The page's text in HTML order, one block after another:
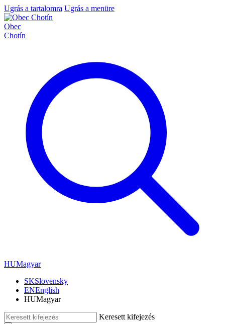
Ugrás a tartalomra Ugrás a menüre
Obec
Chotín
HUMagyar
SKSlovensky
ENEnglish
HUMagyar
Keresett kifejezés